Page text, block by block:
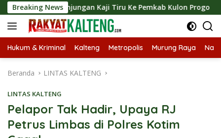
Langsung
ke
konten
Breaking News
Kunjungan Kaji Tiru Ke Pemkab Kulon Progo
Hukum & Kriminal Kalteng Metropolis Murung Raya
Beranda LINTAS KALTENG
LINTAS KALTENG
Pelapor Tak Hadir, Upaya RJ
Petrus Limbas di Polres Kotim